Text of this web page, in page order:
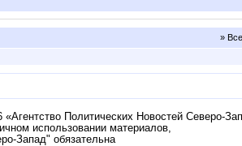
»
«Агентство Политических Новостей Северо-
использовании материалов,
Запад" обязательна